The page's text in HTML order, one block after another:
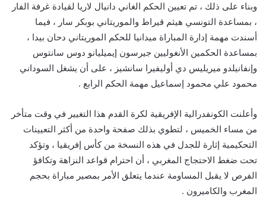
وبناء على ذلك ، تم تعيين الحكم الغاني دانيال لاريا لقيادة غرفة الفار
، بمساعدة التونسي هيثم قيراط والموريتاني بوبكر سار ، فيما
أسندت مهمة إدارة المباراة ميدانيا للحكم الموريتاني دحان بيدا ،
بمساعدة الحكمين الأنغوليين جيرسون إيميليانو دوس سانتوس
وإنفانيلدو ميريليس دي أوليفيرا سانشيز ، على أن يشغل السوداني
محمود علي محمود إسماعيل مهمة الحكم الرابع .
وأعلنت الكونفدرالية الإفريقية لكرة القدم هذا التغيير في وقت متأخر
من مساء الخميس ، لتطوي بذلك صفحة واحدة من أكثر التعيينات
التحكيمية إثارة للجدل في هذه النسخة من كأس إفريقيا ، وتؤكد
تحت ضغط الاحتجاج المغربي ، أن احترام قواعد النزاهة وتكافؤ
الفرص لا يقبل المساومة عندما يتعلق الأمر بمصير مباراة بحجم
المغرب والكاميرون .